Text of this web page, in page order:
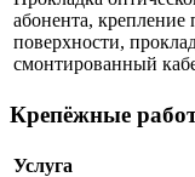
абонента,
поверхности,
смонтированный
Крепёжные
Услуга